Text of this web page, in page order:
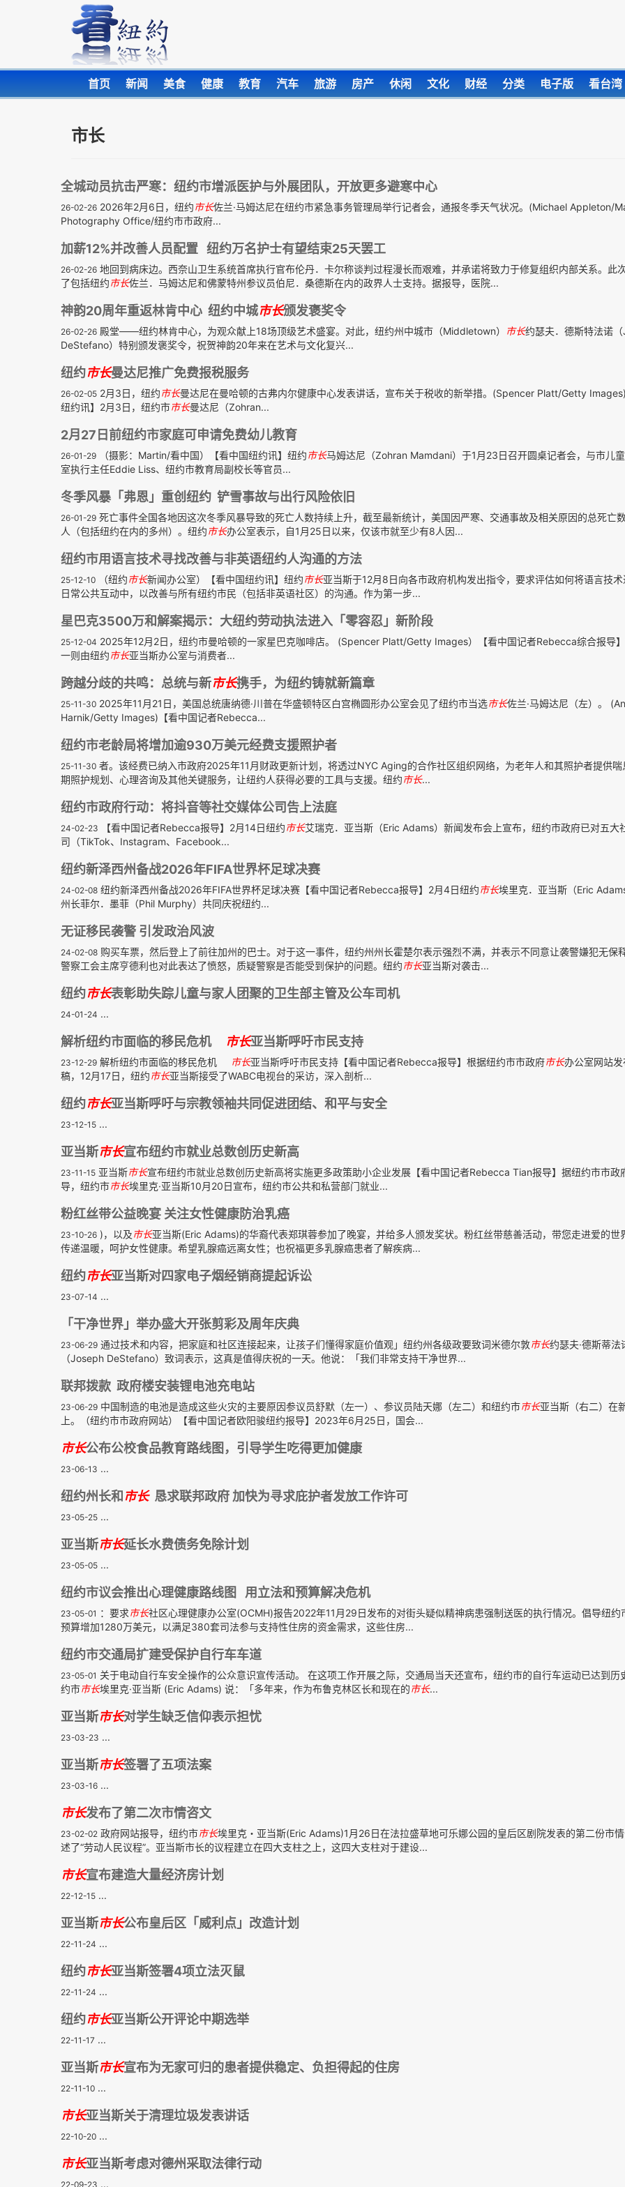
首页 新闻 美食 健康 教育 汽车 旅游 房产 休闲 文化 财经 分类 电子版 看台湾
市长
全城动员抗击严寒：纽约市增派医护与外展团队，开放更多避寒中心
26-02-26 2026年2月6日，纽约市长佐兰·马姆达尼在纽约市紧急事务管理局举行记者会，通报冬季天气状况。(Michael Appleton/
Photography Office/纽约市市政府...
加薪12%并改善人员配置 纽约万名护士有望结束25天罢工
26-02-26 地回到病床边。西奈山卫生系统首席执行官布伦丹．卡尔称谈判过程漫长而艰难，并承诺将致力于修复组织内部关系。此
了包括纽约市长佐兰．马姆达尼和佛蒙特州参议员伯尼．桑德斯在内的政界人士支持。据报导，医院...
神韵20周年重返林肯中心 纽约中城市长颁发褒奖令
26-02-26 殿堂——纽约林肯中心，为观众献上18场顶级艺术盛宴。对此，纽约州中城市（Middletown） 市长约瑟夫．德斯特法诺
DeStefano）特别颁发褒奖令，祝贺神韵20年来在艺术与文化复兴...
纽约市长曼达尼推广免费报税服务
26-02-05 2月3日，纽约市长曼达尼在曼哈顿的古弗内尔健康中心发表讲话，宣布关于税收的新举措。(Spencer Platt/Getty
纽约讯】2月3日，纽约市市长曼达尼（Zohran...
2月27日前纽约市家庭可申请免费幼儿教育
26-01-29 （摄影：Martin/看中国）【看中国纽约讯】纽约市长马姆达尼（Zohran Mamdani）于1月23日召开圆桌记者会，与市儿
室执行主任Eddie Liss、纽约市教育局副校长等官员...
冬季风暴「弗恩」重创纽约 铲雪事故与出行风险依旧
26-01-29 死亡事件全国各地因这次冬季风暴导致的死亡人数持续上升，截至最新统计，美国因严寒、交通事故及相关原因的总死亡
人（包括纽约在内的多州）。纽约市长办公室表示，自1月25日以来，仅该市就至少有8人因...
纽约市用语言技术寻找改善与非英语纽约人沟通的方法
25-12-10 （纽约市长新闻办公室）【看中国纽约讯】纽约市长亚当斯于12月8日向各市政府机构发出指令，要求评估如何将语言技术
日常公共互动中，以改善与所有纽约市民（包括非英语社区）的沟通。作为第一步...
星巴克3500万和解案揭示：大纽约劳动执法进入「零容忍」新阶段
25-12-04 2025年12月2日，纽约市曼哈顿的一家星巴克咖啡店。 (Spencer Platt/Getty Images）【看中国记者Rebecca综合报导】
一则由纽约市长亚当斯办公室与消费者...
跨越分歧的共鸣：总统与新市长携手，为纽约铸就新篇章
25-11-30 2025年11月21日，美国总统唐纳德·川普在华盛顿特区白宫椭圆形办公室会见了纽约市当选市长佐兰·马姆达尼（左）。
Harnik/Getty Images)【看中国记者Rebecca...
纽约市老龄局将增加逾930万美元经费支援照护者
25-11-30 者。该经费已纳入市政府2025年11月财政更新计划，将透过NYC Aging的合作社区组织网络，为老年人和其照护者提供喘
期照护规划、心理咨询及其他关键服务，让纽约人获得必要的工具与支援。纽约市长...
纽约市政府行动：将抖音等社交媒体公司告上法庭
24-02-23 【看中国记者Rebecca报导】2月14日纽约市长艾瑞克．亚当斯（Eric Adams）新闻发布会上宣布，纽约市政府已对五大
司（TikTok、Instagram、Facebook...
纽约新泽西州备战2026年FIFA世界杯足球决赛
24-02-08 纽约新泽西州备战2026年FIFA世界杯足球决赛【看中国记者Rebecca报导】2月4日纽约市长埃里克．亚当斯（Eric
州长菲尔．墨菲（Phil Murphy）共同庆祝纽约...
无证移民袭警 引发政治风波
24-02-08 购买车票，然后登上了前往加州的巴士。对于这一事件，纽约州州长霍楚尔表示强烈不满，并表示不同意让袭警嫌犯无保
警察工会主席亨德利也对此表达了愤怒，质疑警察是否能受到保护的问题。纽约市长亚当斯对袭击...
纽约市长表彰助失踪儿童与家人团聚的卫生部主管及公车司机
24-01-24 ...
解析纽约市面临的移民危机 市长亚当斯呼吁市民支持
23-12-29 解析纽约市面临的移民危机 市长亚当斯呼吁市民支持【看中国记者Rebecca报导】根据纽约市市政府市长办公室网站
稿，12月17日，纽约市长亚当斯接受了WABC电视台的采访，深入剖析...
纽约市长亚当斯呼吁与宗教领袖共同促进团结、和平与安全
23-12-15 ...
亚当斯市长宣布纽约市就业总数创历史新高
23-11-15 亚当斯市长宣布纽约市就业总数创历史新高将实施更多政策助小企业发展【看中国记者Rebecca Tian报导】据纽约市市政
导，纽约市市长埃里克·亚当斯10月20日宣布，纽约市公共和私营部门就业...
粉红丝带公益晚宴 关注女性健康防治乳癌
23-10-26 )，以及市长亚当斯(Eric Adams)的华裔代表郑琪蓉参加了晚宴，并给多人颁发奖状。粉红丝带慈善活动，带您走进爱的世
传递温暖，呵护女性健康。希望乳腺癌远离女性；也祝福更多乳腺癌患者了解疾病...
纽约市长亚当斯对四家电子烟经销商提起诉讼
23-07-14 ...
「干净世界」举办盛大开张剪彩及周年庆典
23-06-29 通过技术和内容，把家庭和社区连接起来，让孩子们懂得家庭价值观」纽约州各级政要致词米德尔敦市长约瑟夫·德斯蒂法
（Joseph DeStefano）致词表示，这真是值得庆祝的一天。他说：「我们非常支持干净世界...
联邦拨款 政府楼安装锂电池充电站
23-06-29 中国制造的电池是造成这些火灾的主要原因参议员舒默（左一）、参议员陆天娜（左二）和纽约市市长亚当斯（右二）在
上。（纽约市市政府网站）【看中国记者欧阳骏纽约报导】2023年6月25日，国会...
市长公布公校食品教育路线图，引导学生吃得更加健康
23-06-13 ...
纽约州长和 市长恳求联邦政府 加快为寻求庇护者发放工作许可
23-05-25 ...
亚当斯市长延长水费债务免除计划
23-05-05 ...
纽约市议会推出心理健康路线图 用立法和预算解决危机
23-05-01 ：要求市长社区心理健康办公室(OCMH)报告2022年11月29日发布的对街头疑似精神病患强制送医的执行情况。倡导纽约
预算增加1280万美元，以满足380套司法参与支持性住房的资金需求，这些住房...
纽约市交通局扩建受保护自行车车道
23-05-01 关于电动自行车安全操作的公众意识宣传活动。 在这项工作开展之际，交通局当天还宣布，纽约市的自行车运动已达到历
约市市长埃里克·亚当斯 (Eric Adams) 说：「多年来，作为布鲁克林区长和现在的市长...
亚当斯市长对学生缺乏信仰表示担忧
23-03-23 ...
亚当斯市长签署了五项法案
23-03-16 ...
市长发布了第二次市情咨文
23-02-02 政府网站报导，纽约市市长埃里克・亚当斯(Eric Adams)1月26日在法拉盛草地可乐娜公园的皇后区剧院发表的第二份市
述了“劳动人民议程”。亚当斯市长的议程建立在四大支柱之上，这四大支柱对于建设...
市长宣布建造大量经济房计划
22-12-15 ...
亚当斯市长公布皇后区「威利点」改造计划
22-11-24 ...
纽约市长亚当斯签署4项立法灭鼠
22-11-24 ...
纽约市长亚当斯公开评论中期选举
22-11-17 ...
亚当斯市长宣布为无家可归的患者提供稳定、负担得起的住房
22-11-10 ...
市长亚当斯关于清理垃圾发表讲话
22-10-20 ...
市长亚当斯考虑对德州采取法律行动
22-09-23 ...